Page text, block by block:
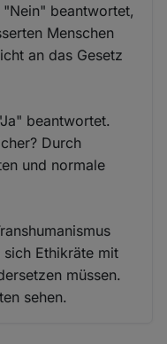
beantwortet,
Menschen
an das Gesetz
beantwortet.
Durch
und normale
Ethikräte mit
müssen.
sehen.